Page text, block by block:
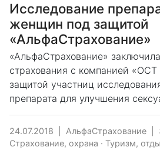
Исследование
женщин под защитой
«АльфаСтрахование»
«АльфаСтрахование»
страхования с компанией «ОСТ
защитой участниц
препарата для улучшения
24.07.2018 АльфаСтрахование
Страхование, охрана · Туризм,